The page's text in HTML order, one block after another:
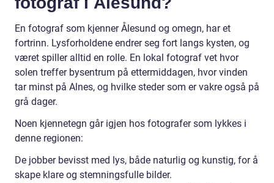
En fotograf som kjenner Ålesund og omegn, har et
fortrinn. Lysforholdene endrer seg fort langs kysten, og
været spiller alltid en rolle. En lokal fotograf vet hvor
solen treffer bysentrum på ettermiddagen, hvor vinden
tar minst på Alnes, og hvilke steder som er vakre også på
grå dager.
Noen kjennetegn går igjen hos fotografer som lykkes i
denne regionen:
De jobber bevisst med lys, både naturlig og kunstig, for å
skape klare og stemningsfulle bilder.